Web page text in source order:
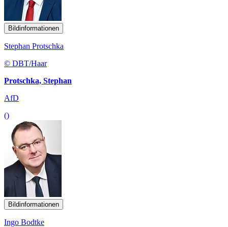
Bildinformationen
Stephan Protschka
© DBT/Haar
Protschka, Stephan
AfD
()
Bildinformationen
Ingo Bodtke